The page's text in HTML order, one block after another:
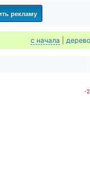
рекламу
с начала дерево
-2